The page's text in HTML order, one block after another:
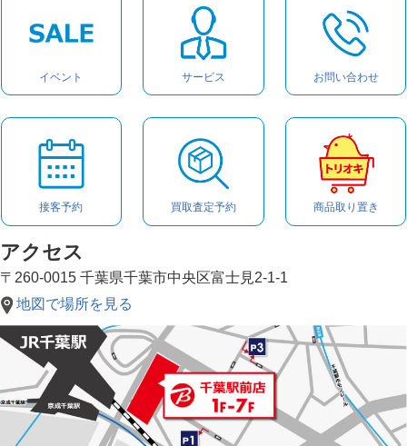
イベント サービス お問い合わせ
接客予約 買取査定予約 商品取り置き
アクセス
〒260-0015 千葉県千葉市中央区富士見2-1-1
地図で場所を見る